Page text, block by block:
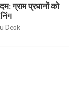
ग्राम प्रधानों को
Desk